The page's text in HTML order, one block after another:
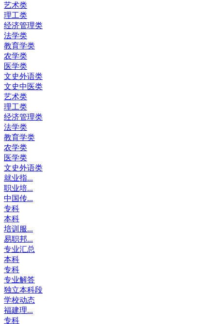
艺术类
理工类
经济管理类
法学类
教育学类
农学类
医学类
文史外语类
文史中医类
艺术类
理工类
经济管理类
法学类
教育学类
农学类
医学类
文史外语类
就业指...
职业培...
中国传...
专科
本科
培训服...
易职邦...
专业汇总
本科
专科
专业解答
独立本科段
学校动态
福建理...
专科